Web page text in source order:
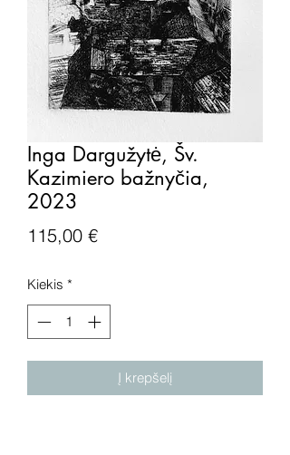
Inga Dargužytė, Šv.
Kazimiero bažnyčia,
2023
115,00 €Price
Kiekis *
Į krepšelį